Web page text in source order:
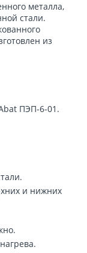
металла,
стали.
из
ПЭП-6-01.
и нижних